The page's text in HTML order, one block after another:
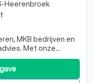
MKB bedrijven en
onze
welke
en wensen
voor in de toekomst!
Heerenbroek